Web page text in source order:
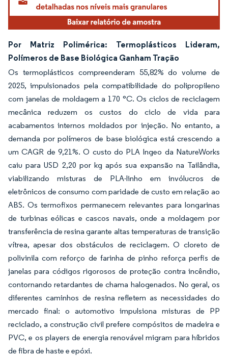
Por Matriz Polimérica: Termoplásticos Lideram,
Polímeros de Base Biológica Ganham Tração
Os termoplásticos compreenderam 55,82% do volume de
2025, impulsionados pela compatibilidade do polipropileno
com janelas de moldagem a 170 °C. Os ciclos de reciclagem
mecânica reduzem os custos do ciclo de vida para
acabamentos internos moldados por injeção. No entanto, a
demanda por polímeros de base biológica está crescendo a
um CAGR de 9,21%. O custo do PLA Ingeo da NatureWorks
caiu para USD 2,20 por kg após sua expansão na Tailândia,
viabilizando misturas de PLA-linho em invólucros de
eletrônicos de consumo com paridade de custo em relação ao
ABS. Os termofixos permanecem relevantes para longarinas
de turbinas eólicas e cascos navais, onde a moldagem por
transferência de resina garante altas temperaturas de transição
vítrea, apesar dos obstáculos de reciclagem. O cloreto de
polivinila com reforço de farinha de pinho reforça perfis de
janelas para códigos rigorosos de proteção contra incêndio,
contornando retardantes de chama halogenados. No geral, os
diferentes caminhos de resina refletem as necessidades do
mercado final: o automotivo impulsiona misturas de PP
reciclado, a construção civil prefere compósitos de madeira e
PVC, e os players de energia renovável migram para híbridos
de fibra de haste e epóxi.